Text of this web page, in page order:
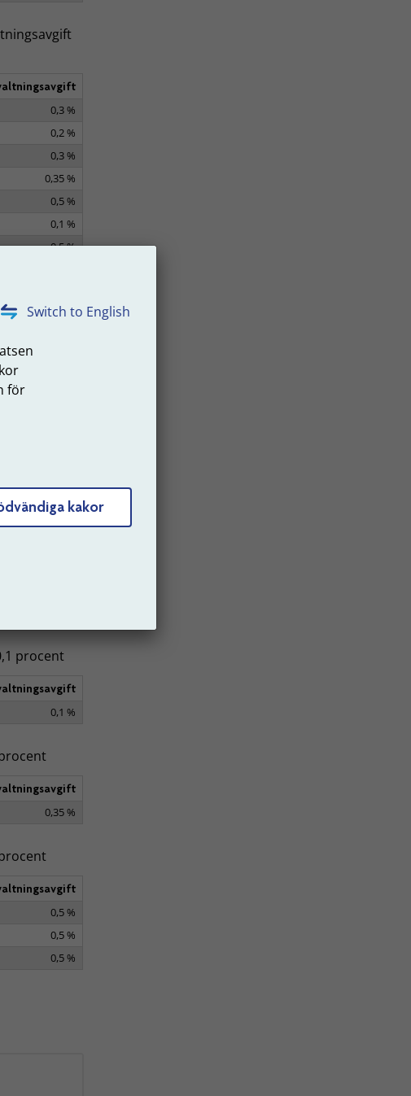
Switch to English
för
kakor
0,3 %
0,2 %
0,3 %
0,35 %
0,5 %
0,1 %
0,5 %
procent
0,1 %
procent
procent
0,1 %
0,35 %
0,5 %
0,5 %
0,5 %